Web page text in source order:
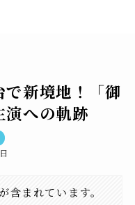
新境地！「御
演への軌跡
含まれています。